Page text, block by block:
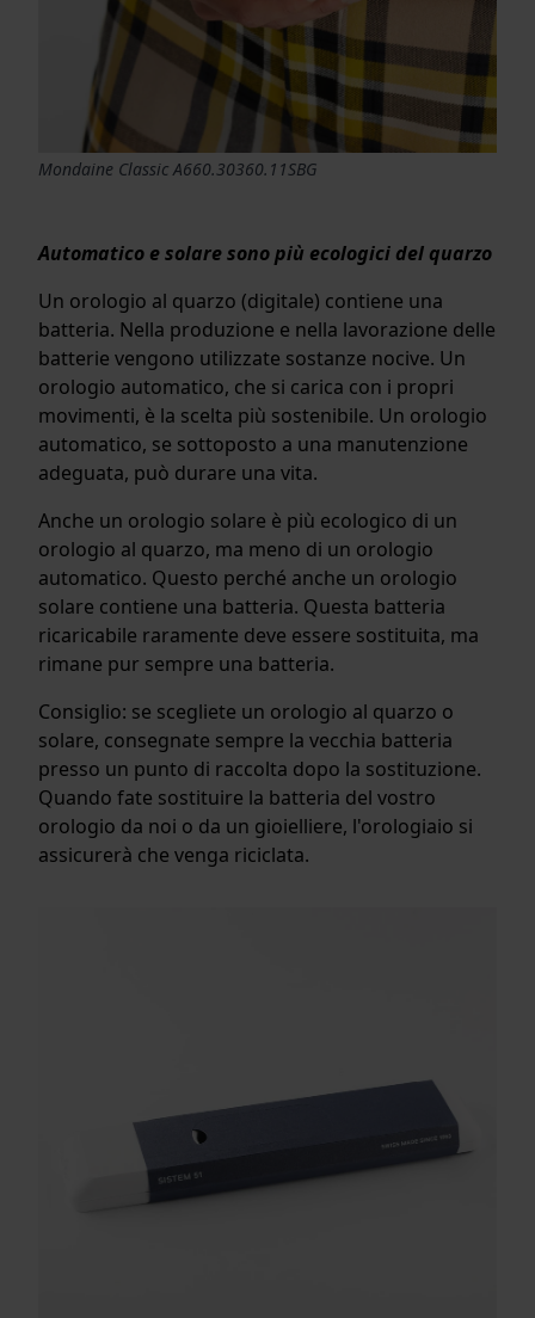
Mondaine Classic A660.30360.11SBG
Automatico e solare sono più ecologici del quarzo
Un orologio al quarzo (digitale) contiene una
batteria. Nella produzione e nella lavorazione delle
batterie vengono utilizzate sostanze nocive. Un
orologio automatico, che si carica con i propri
movimenti, è la scelta più sostenibile. Un orologio
automatico, se sottoposto a una manutenzione
adeguata, può durare una vita.
Anche un orologio solare è più ecologico di un
orologio al quarzo, ma meno di un orologio
automatico. Questo perché anche un orologio
solare contiene una batteria. Questa batteria
ricaricabile raramente deve essere sostituita, ma
rimane pur sempre una batteria.
Consiglio: se scegliete un orologio al quarzo o
solare, consegnate sempre la vecchia batteria
presso un punto di raccolta dopo la sostituzione.
Quando fate sostituire la batteria del vostro
orologio da noi o da un gioielliere, l'orologiaio si
assicurerà che venga riciclata.